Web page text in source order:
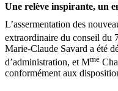
Une relève inspirante, un
L’assermentation des
extraordinaire du conseil du
Marie-Claude Savard a été
d’administration, et Mme
conformément aux